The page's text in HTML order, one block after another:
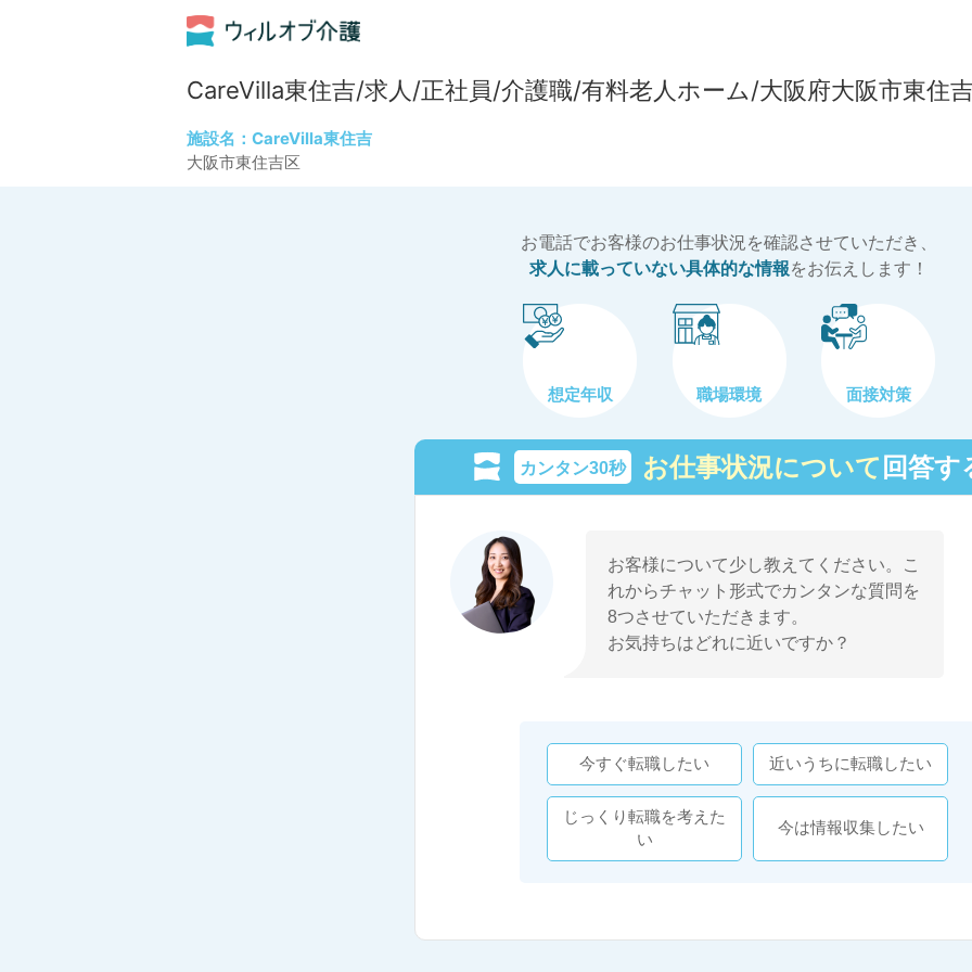
CareVilla東住吉/求人/正社員/介護職/有料老人ホーム/大阪府大阪市東住
施設名：CareVilla東住吉
大阪市東住吉区
お電話でお客様のお仕事状況を確認させていただき、
求人に載っていない具体的な情報をお伝えします！
想定年収 職場環境 面接対策
カンタン30秒 お仕事状況について 回答す
お客様について少し教えてください。こ
れからチャット形式でカンタンな質問を
8つさせていただきます。
お気持ちはどれに近いですか？
今すぐ転職したい 近いうちに転職したい
じっくり転職を考えた
い
今は情報収集したい